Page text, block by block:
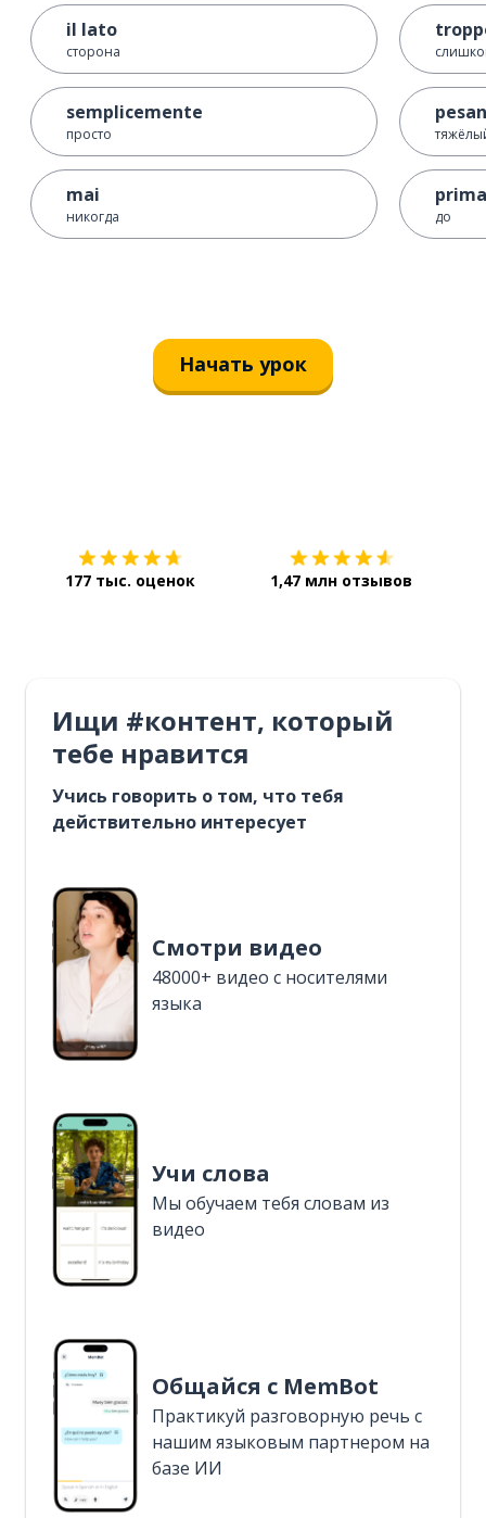
il lato
сторона
semplicemente
просто
mai
никогда
prima
до
Начать урок
177 тыс. оценок 1,47 млн отзывов
Ищи #контент, который
тебе нравится
Учись говорить о том, что тебя
действительно интересует
Смотри видео
48000+ видео с носителями
языка
Учи слова
Мы обучаем тебя словам из
видео
Общайся с MemBot
Практикуй разговорную речь с
нашим языковым партнером на
базе ИИ